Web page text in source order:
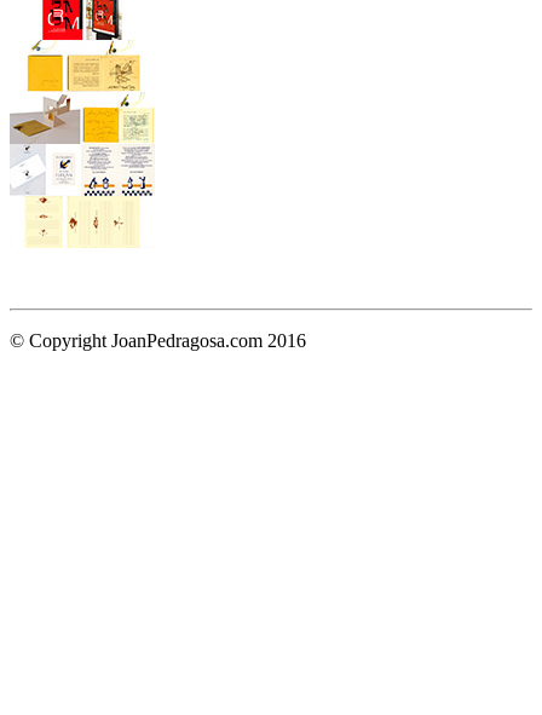
© Copyright JoanPedragosa.com 2016